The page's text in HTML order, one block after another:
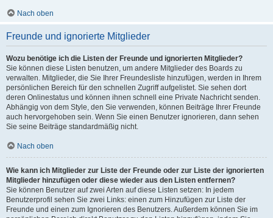
Nach oben
Freunde und ignorierte Mitglieder
Wozu benötige ich die Listen der Freunde und ignorierten Mitglieder?
Sie können diese Listen benutzen, um andere Mitglieder des Boards zu
verwalten. Mitglieder, die Sie Ihrer Freundesliste hinzufügen, werden in Ihrem
persönlichen Bereich für den schnellen Zugriff aufgelistet. Sie sehen dort
deren Onlinestatus und können ihnen schnell eine Private Nachricht senden.
Abhängig von dem Style, den Sie verwenden, können Beiträge Ihrer Freunde
auch hervorgehoben sein. Wenn Sie einen Benutzer ignorieren, dann sehen
Sie seine Beiträge standardmäßig nicht.
Nach oben
Wie kann ich Mitglieder zur Liste der Freunde oder zur Liste der ignorierten
Mitglieder hinzufügen oder diese wieder aus den Listen entfernen?
Sie können Benutzer auf zwei Arten auf diese Listen setzen: In jedem
Benutzerprofil sehen Sie zwei Links: einen zum Hinzufügen zur Liste der
Freunde und einen zum Ignorieren des Benutzers. Außerdem können Sie im